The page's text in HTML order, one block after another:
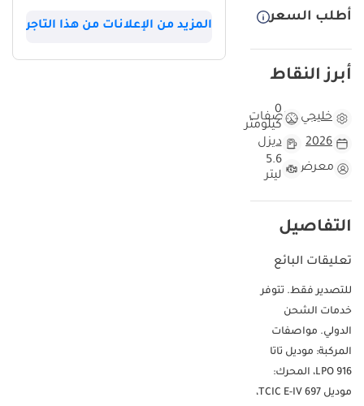
أطلب السعر
أبرز النقاط
خليجي مواصفات
0
كيلومتر
2026
ديزل
معرض
5.6
ليتر
التفاصيل
تعليقات البائع
للتصدير فقط. تتوفر
خدمات الشحن
الدولي. مواصفات
المركبة: موديل تاتا
LPO 916، المحرك:
موديل 697 TCIC E-IV،
المزيد من الإعلانات من هذا التاجر